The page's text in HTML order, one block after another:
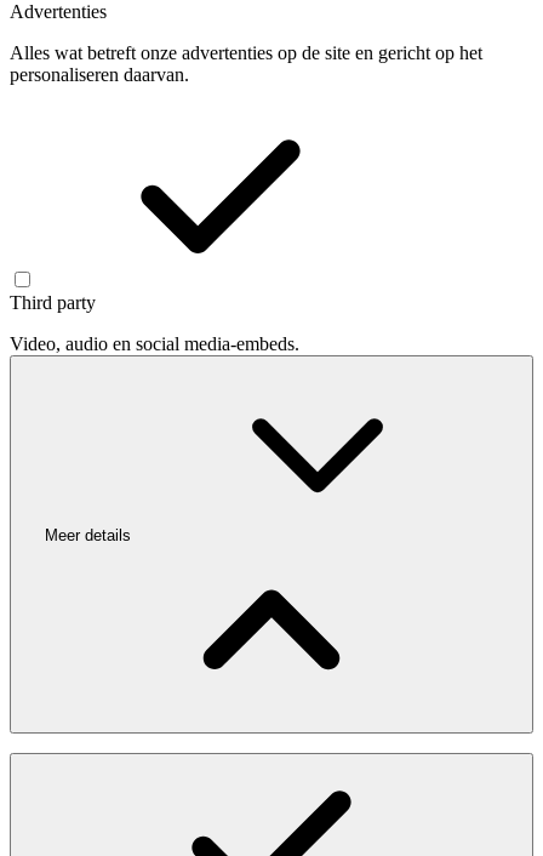
Advertenties
Alles wat betreft onze advertenties op de site en gericht op het
personaliseren daarvan.
Third party
Video, audio en social media-embeds.
Meer details